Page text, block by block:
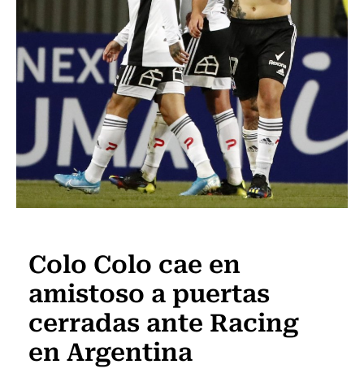
Colo Colo cae en
amistoso a puertas
cerradas ante Racing
en Argentina